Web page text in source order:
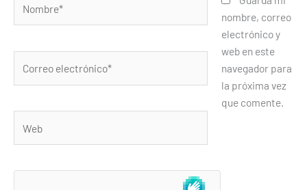
electrónico*
nombre, correo
electrónico y
web en este
navegador para
la próxima vez
que comente.